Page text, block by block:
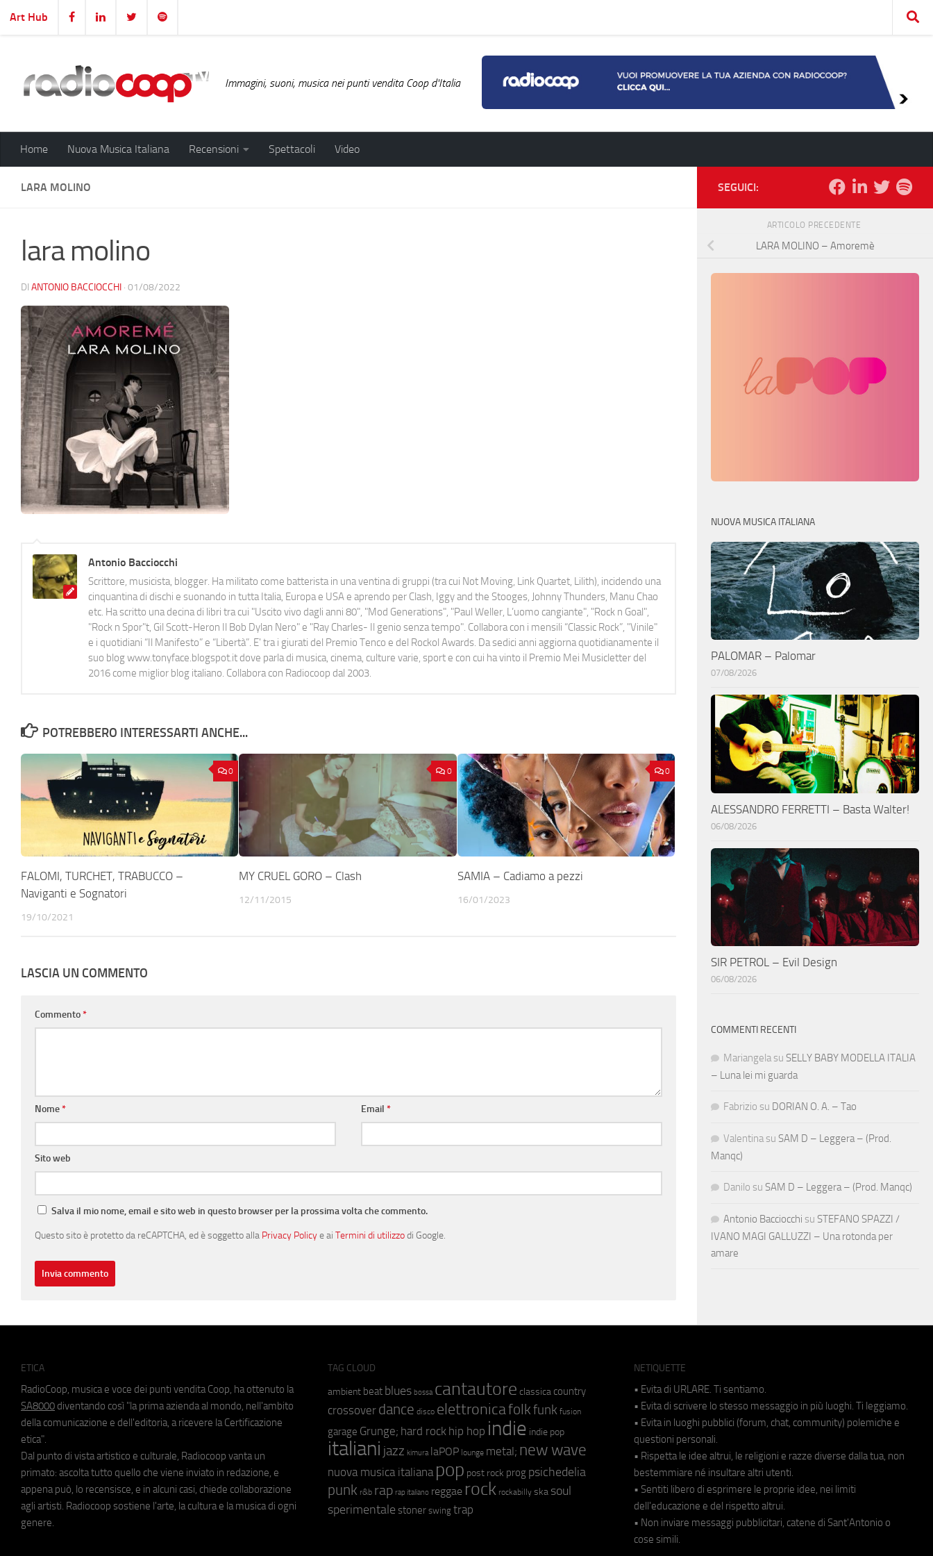
Salta al contenuto
Art Hub
Immagini, suoni, musica nei punti vendita Coop d'Italia
Home Nuova Musica Italiana Recensioni Spettacoli Video
LARA MOLINO
lara molino
DI ANTONIO BACCIOCCHI · 01/08/2022
Antonio Bacciocchi
Scrittore, musicista, blogger. Ha militato come batterista in una ventina di gruppi (tra cui Not Moving, Link Quartet, Lilith), incidendo una
cinquantina di dischi e suonando in tutta Italia, Europa e USA e aprendo per Clash, Iggy and the Stooges, Johnny Thunders, Manu Chao
etc. Ha scritto una decina di libri tra cui "Uscito vivo dagli anni 80", "Mod Generations", "Paul Weller, L’uomo cangiante", "Rock n Goal",
"Rock n Spor"t, Gil Scott-Heron Il Bob Dylan Nero" e "Ray Charles- Il genio senza tempo". Collabora con i mensili “Classic Rock”, "Vinile"
e i quotidiani “Il Manifesto” e “Libertà”. E' tra i giurati del Premio Tenco e del Rockol Awards. Da sedici anni aggiorna quotidianamente il
suo blog www.tonyface.blogspot.it dove parla di musica, cinema, culture varie, sport e con cui ha vinto il Premio Mei Musicletter del
2016 come miglior blog italiano. Collabora con Radiocoop dal 2003.
POTREBBERO INTERESSARTI ANCHE...
0
FALOMI, TURCHET, TRABUCCO –
Naviganti e Sognatori
19/10/2021
0
MY CRUEL GORO – Clash
12/11/2015
0
SAMIA – Cadiamo a pezzi
16/01/2023
LASCIA UN COMMENTO
Commento*
Nome* Email*
Sito web
Salva il mio nome, email e sito web in questo browser per la prossima volta che commento.
Questo sito è protetto da reCAPTCHA, ed è soggetto alla Privacy Policye ai Termini di utilizzodi Google.
SEGUICI:
ARTICOLO PRECEDENTE
LARA MOLINO – Amoremè
NUOVA MUSICA ITALIANA
PALOMAR – Palomar
07/08/2026
ALESSANDRO FERRETTI – Basta Walter!
06/08/2026
SIR PETROL – Evil Design
06/08/2026
COMMENTI RECENTI
Mariangela su SELLY BABY MODELLA ITALIA
– Luna lei mi guarda
Fabrizio su DORIAN O. A. – Tao
Valentina su SAM D – Leggera – (Prod.
Manqc)
Danilo su SAM D – Leggera – (Prod. Manqc)
Antonio Bacciocchi su STEFANO SPAZZI /
IVANO MAGI GALLUZZI – Una rotonda per
amare
ETICA
RadioCoop, musica e voce dei punti vendita Coop, ha ottenuto la
SA8000 diventando così "la prima azienda al mondo, nell'ambito
della comunicazione e dell'editoria, a ricevere la Certificazione
etica".
Dal punto di vista artistico e culturale, Radiocoop vanta un
primato: ascolta tutto quello che viene inviato in redazione, e
appena può, lo recensisce, e in alcuni casi, chiede collaborazione
agli artisti. Radiocoop sostiene l'arte, la cultura e la musica di ogni
genere.
TAG CLOUD
ambient beat blues bossa cantautore classica country
crossover dance disco elettronicafolkfunk fusion
garage Grunge; hard rock hip hop indie indie pop
italiani jazz kimura laPOP lounge metal; new wave
nuova musica italiana pop post rock prog psichedelia
punk r&b rap rap italiano reggae rock rockabilly ska soul
sperimentale stoner swing trap
NETIQUETTE
• Evita di URLARE. Ti sentiamo.
• Evita di scrivere lo stesso messaggio in più luoghi. Ti leggiamo.
• Evita in luoghi pubblici (forum, chat, community) polemiche e
questioni personali.
• Rispetta le idee altrui, le religioni e razze diverse dalla tua, non
bestemmiare né insultare altri utenti.
• Sentiti libero di esprimere le proprie idee, nei limiti
dell'educazione e del rispetto altrui.
• Non inviare messaggi pubblicitari, catene di Sant'Antonio o
cose simili.